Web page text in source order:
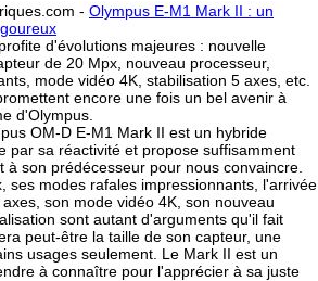
- Olympus E-M1 Mark II : un
d'évolutions majeures : nouvelle
de 20 Mpx, nouveau processeur,
mode vidéo 4K, stabilisation 5 axes, etc.
encore une fois un bel avenir à
d'Olympus.
OM-D E-M1 Mark II est un hybride
par sa réactivité et propose suffisamment
à son prédécesseur pour nous convaincre.
ses modes rafales impressionnants, l'arrivée
son mode vidéo 4K, son nouveau
sont autant d'arguments qu'il fait
peut-être la taille de son capteur, une
usages seulement. Le Mark II est un
à connaître pour l'apprécier à sa juste